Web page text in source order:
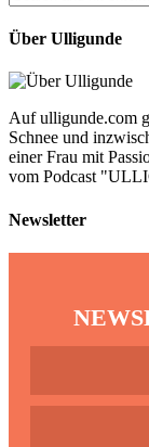
Über Ulligunde
Auf ulligunde.com
Schnee und
einer Frau mit
vom Podcast
Newsletter